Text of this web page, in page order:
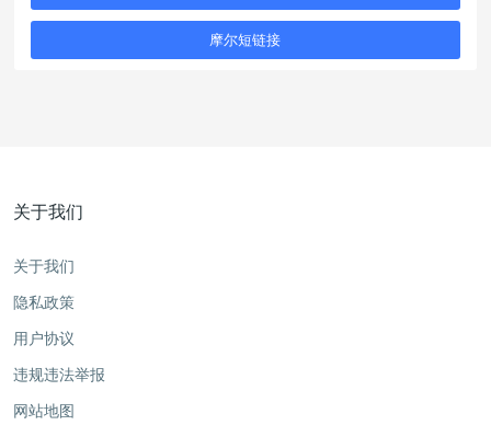
摩尔短链接
关于我们
关于我们
隐私政策
用户协议
违规违法举报
网站地图